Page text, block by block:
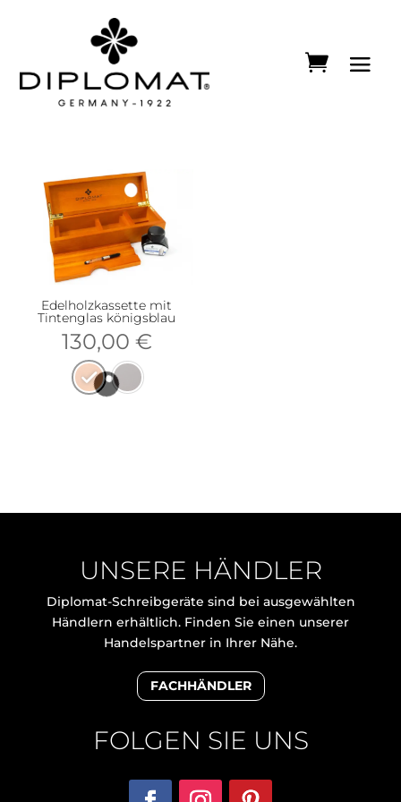
Edelholzkassette mit
Tintenglas königsblau
130,00 €
UNSERE HÄNDLER
Diplomat-Schreibgeräte sind bei ausgewählten
Händlern erhältlich. Finden Sie einen unserer
Handelspartner in Ihrer Nähe.
FACHHÄNDLER
FOLGEN SIE UNS